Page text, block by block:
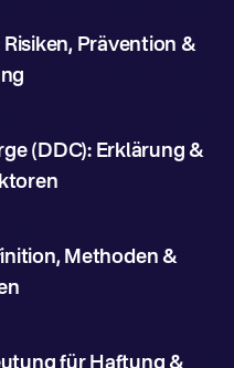
Prävention &
(DDC): Erklärung &
Methoden &
für Haftung &